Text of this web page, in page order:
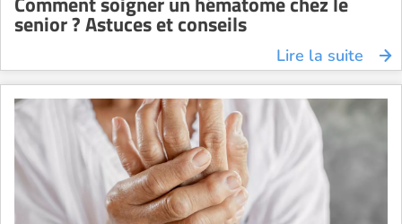
senior ? Astuces et conseils
Lire la suite